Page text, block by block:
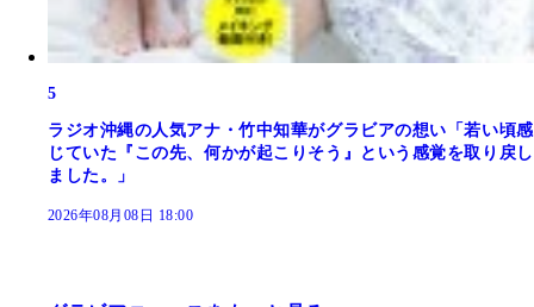
5
ラジオ沖縄の人気アナ・竹中知華がグラビアの想い「若い頃感
じていた『この先、何かが起こりそう』という感覚を取り戻し
ました。」
2026年08月08日 18:00